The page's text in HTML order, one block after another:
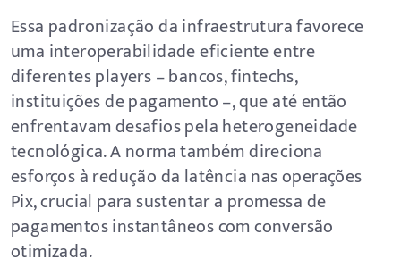
Essa padronização da infraestrutura favorece
uma interoperabilidade eficiente entre
diferentes players – bancos, fintechs,
instituições de pagamento –, que até então
enfrentavam desafios pela heterogeneidade
tecnológica. A norma também direciona
esforços à redução da latência nas operações
Pix, crucial para sustentar a promessa de
pagamentos instantâneos com conversão
otimizada.